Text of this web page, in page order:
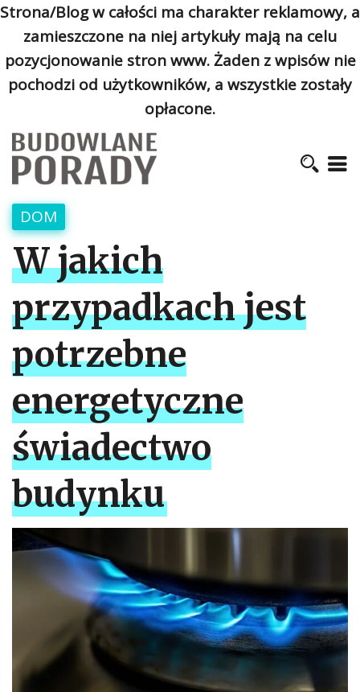
Strona/Blog w całości ma charakter reklamowy, a
zamieszczone na niej artykuły mają na celu
pozycjonowanie stron www. Żaden z wpisów nie
pochodzi od użytkowników, a wszystkie zostały
opłacone.
DOM
W jakich
przypadkach jest
potrzebne
energetyczne
świadectwo
budynku